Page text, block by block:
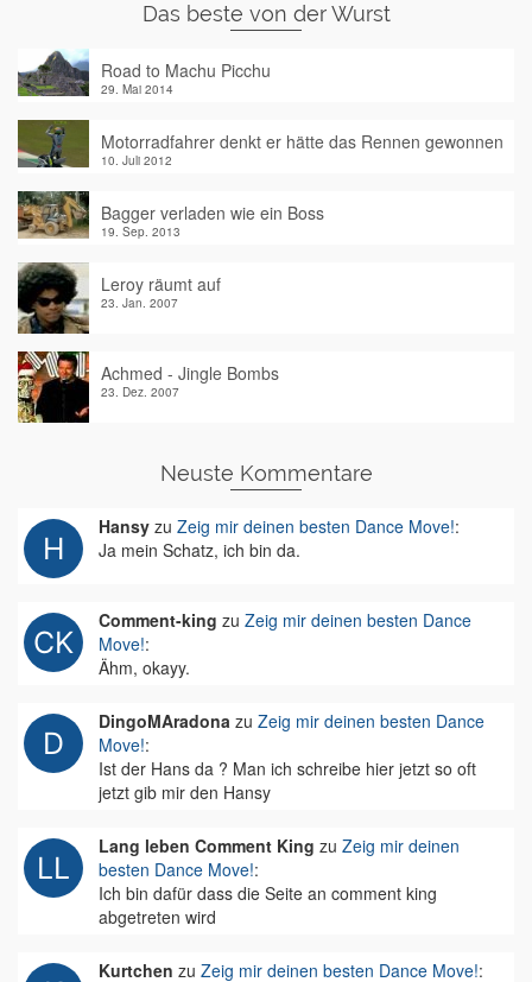
Das beste von der Wurst
Road to Machu Picchu
29. Mai 2014
Motorradfahrer denkt er hätte das Rennen gewonnen
10. Juli 2012
Bagger verladen wie ein Boss
19. Sep. 2013
Leroy räumt auf
23. Jan. 2007
Achmed - Jingle Bombs
23. Dez. 2007
Neuste Kommentare
Hansy zu Zeig mir deinen besten Dance Move!:
Ja mein Schatz, ich bin da.
Comment-king zu Zeig mir deinen besten Dance
Move!:
Ähm, okayy.
DingoMAradona zu Zeig mir deinen besten Dance
Move!:
Ist der Hans da ? Man ich schreibe hier jetzt so oft
jetzt gib mir den Hansy
Lang leben Comment King zu Zeig mir deinen
besten Dance Move!:
Ich bin dafür dass die Seite an comment king
abgetreten wird
Kurtchen zu Zeig mir deinen besten Dance Move!: